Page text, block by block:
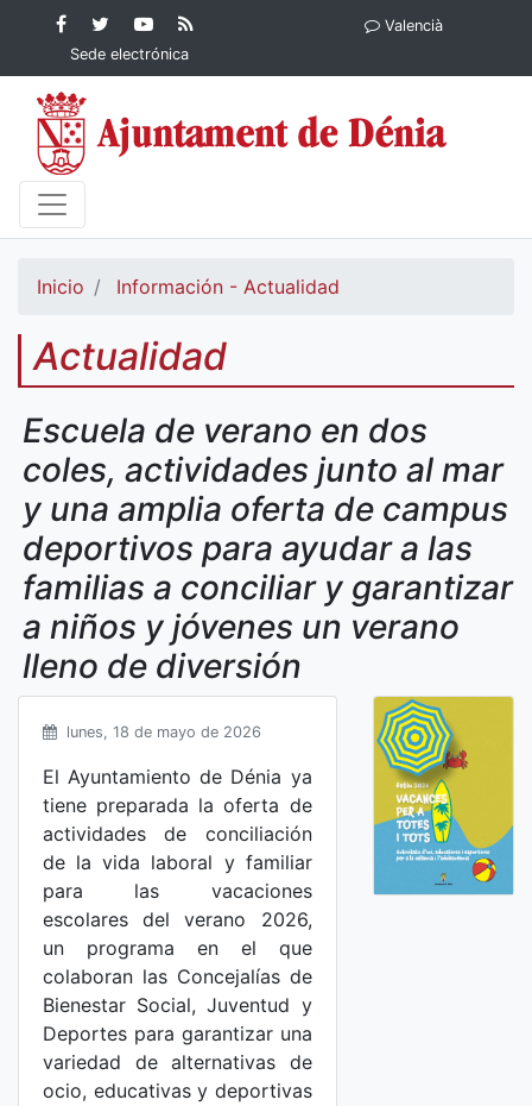
Contenido principalFacebook
Ayuntamiento de
Dénia
Ayuntamiento
de Dénia
YouTube
Ayuntamiento
de Dénia
Ayuntamiento
Sede electrónica
Valencià
Inicio Información - Actualidad
Actualidad
Escuela de verano en dos
coles, actividades junto al mar
y una amplia oferta de campus
deportivos para ayudar a las
familias a conciliar y garantizar
a niños y jóvenes un verano
lleno de diversión
lunes, 18 de mayo de 2026
El Ayuntamiento de Dénia ya
tiene preparada la oferta de
actividades de conciliación
de la vida laboral y familiar
para las vacaciones
escolares del verano 2026,
un programa en el que
colaboran las Concejalías de
Bienestar Social, Juventud y
Deportes para garantizar una
variedad de alternativas de
ocio, educativas y deportivas